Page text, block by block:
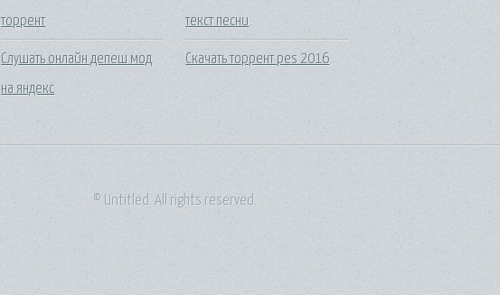
торрент
Слушать онлайн депеш мод
на яндекс
текст песни
Скачать торрент pes 2016
© Untitled. All rights reserved.